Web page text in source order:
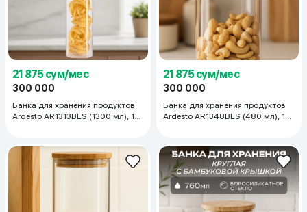
21 875 сум/мес
300 000
Банка для хранения продуктов
Ardesto AR1313BLS (1300 мл), 1
21 875 сум/мес
300 000
Банка для хранения продуктов
Ardesto AR1348BLS (480 мл), 1